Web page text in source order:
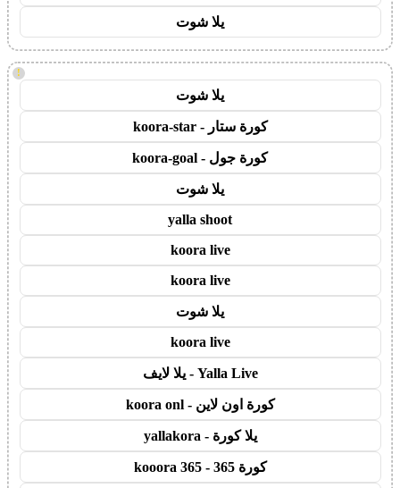
يلا شوت
!
يلا شوت
كورة ستار - koora-star
كورة جول - koora-goal
يلا شوت
yalla shoot
koora live
koora live
يلا شوت
koora live
Yalla Live - يلا لايف
كورة اون لاين - koora onl
يلا كورة - yallakora
كورة 365 - kooora 365